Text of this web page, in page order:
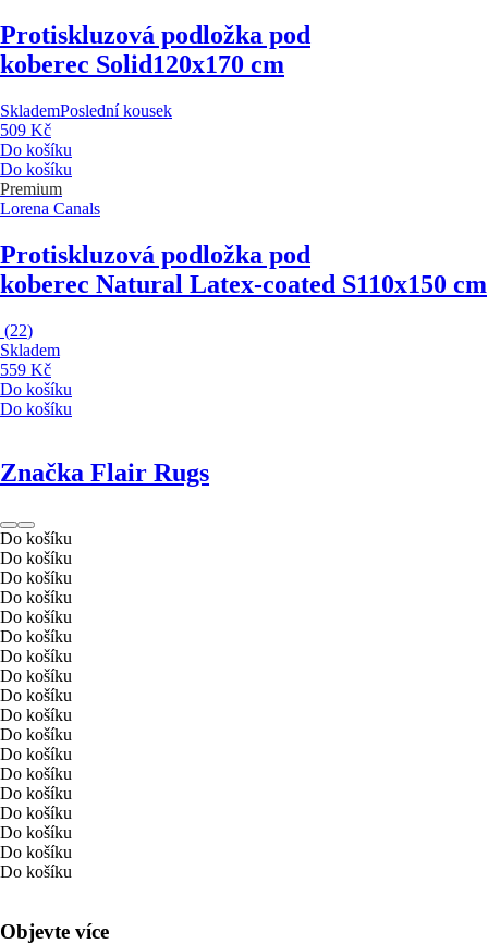
Protiskluzová podložka pod
koberec Solid120x170 cm
SklademPoslední kousek
509 Kč
Do košíku
Do košíku
Premium
Lorena Canals
Protiskluzová podložka pod
koberec Natural Latex-coated S110x150 cm
(22)
Skladem
559 Kč
Do košíku
Do košíku
Značka Flair Rugs
Do košíku
Do košíku
Do košíku
Do košíku
Do košíku
Do košíku
Do košíku
Do košíku
Do košíku
Do košíku
Do košíku
Do košíku
Do košíku
Do košíku
Do košíku
Do košíku
Do košíku
Do košíku
Objevte více